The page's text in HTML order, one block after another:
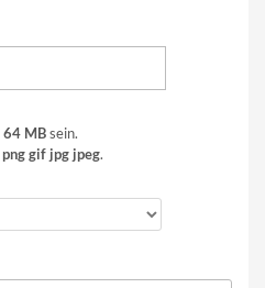
64 MBsein.
png gif jpg jpeg.